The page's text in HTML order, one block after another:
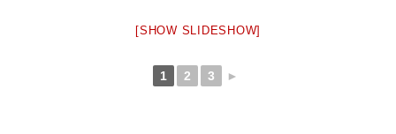
[SHOW SLIDESHOW]
1 2 3 ►